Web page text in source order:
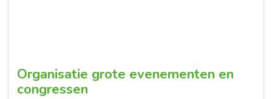
Organisatie grote evenementen en
congressen